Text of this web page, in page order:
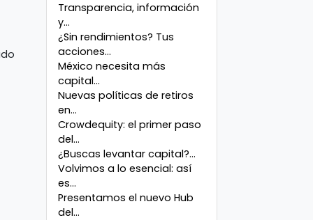
Transparencia, información
y...
¿Sin rendimientos? Tus
acciones...
México necesita más
capital...
Nuevas políticas de retiros
en...
Crowdequity: el primer paso
del...
¿Buscas levantar capital?...
Volvimos a lo esencial: así
es...
Presentamos el nuevo Hub
del...